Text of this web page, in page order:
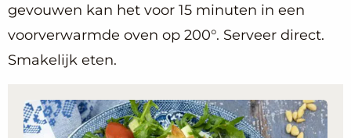
gevouwen kan het voor 15 minuten in een
voorverwarmde oven op 200°. Serveer direct.
Smakelijk eten.